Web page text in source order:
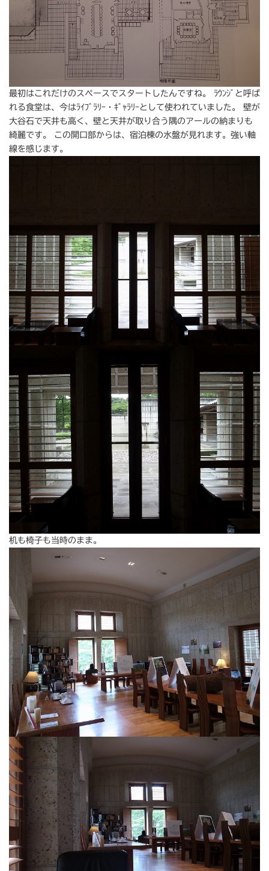
最初はこれだけのスペースでスタートしたんですね。 ﾗｳﾝｼﾞと呼ば
れる食堂は、今はﾗｲﾌﾞﾗﾘｰ・ｷﾞｬﾗﾘｰとして使われていました。 壁が
大谷石で天井も高く、壁と天井が取り合う隅のアールの納まりも
綺麗です。 この開口部からは、宿泊棟の水盤が見れます。強い軸
線を感じます。
机も椅子も当時のまま。